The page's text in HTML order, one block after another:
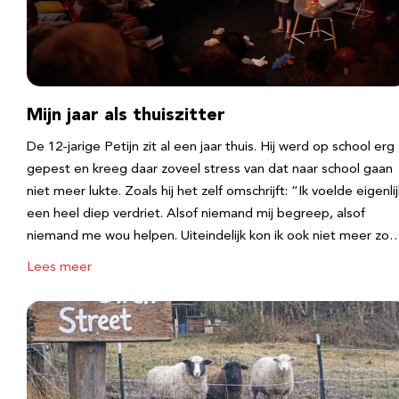
Mijn jaar als thuiszitter
De 12-jarige Petijn zit al een jaar thuis. Hij werd op school erg
gepest en kreeg daar zoveel stress van dat naar school gaan
niet meer lukte. Zoals hij het zelf omschrijft: “Ik voelde
een heel diep verdriet. Alsof niemand mij begreep, alsof
niemand me wou helpen. Uiteindelijk kon ik ook niet meer
Lees meer